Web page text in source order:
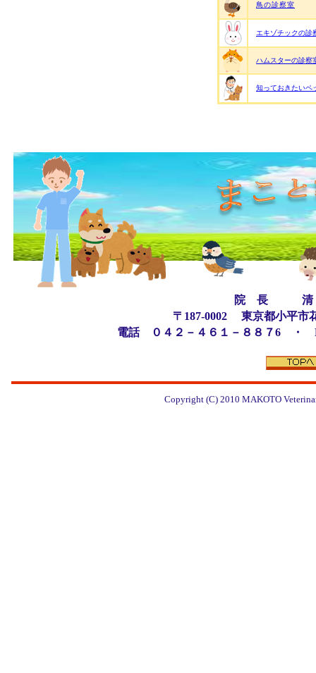
鳥の診察室
エキゾチックの診
ハムスターの診察
知っておきたいペ
院 長
〒187-0002 東京都小平市
電話 ０４２－４６１－８８７6 ・
Copyright (C) 2010 MAKOTO